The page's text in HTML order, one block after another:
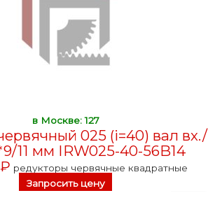
в Москве: 127
025 (i=40) вал вх./
11 мм IRW025-40-56B14
₽ редукторы червячные квадратные
Запросить цену